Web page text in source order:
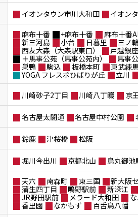
イオンタウン市川大和田 イオン
麻布十番 +麻布十番 麻布十番
新三河島
小台 日暮里 三ノ
西友大森（大森駅東口）
戸越銀座
＋馬事公苑（馬事公苑内）
馬事
巣鴨
駒込 板橋本町 東武練
YOGA フレスポひばりが丘
立川
川崎砂子2丁目 川崎八丁畷 京
名古屋太閤通 名古屋中村公園
鈴鹿 津桜橋 松阪
堀川今出川 京都北山 烏丸御池
天六 南森町 東三国 新大阪
蒲生四丁目
鴫野駅前 新深江
JR野田駅前
メラード大和田
香里園
なかもず 百舌鳥八幡